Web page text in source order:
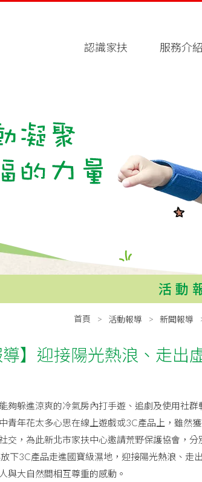
認識家扶 服務介紹
活動
首頁 活動報導 新聞報導
導】迎接陽光熱浪、走出
躲進涼爽的冷氣房內打手遊、追劇及使用社群
青年花太多心思在線上遊戲或3C產品上，雖然
交，為此新北市家扶中心邀請荒野保護協會，
下3C產品走進國寶級濕地，迎接陽光熱浪、走
與大自然間相互尊重的感動。